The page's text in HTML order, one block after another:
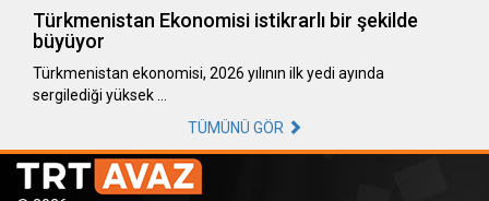
Türkmenistan Ekonomisi istikrarlı bir şekilde
büyüyor
Türkmenistan ekonomisi, 2026 yılının ilk yedi ayında
sergilediği yüksek …
TÜMÜNÜ GÖR